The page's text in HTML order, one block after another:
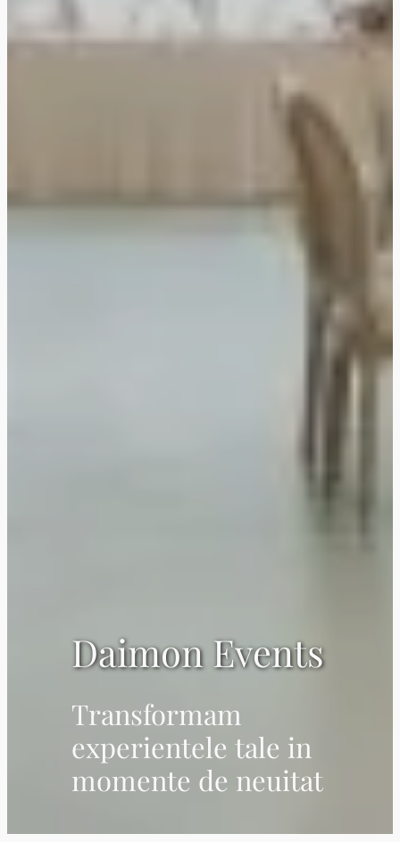
Daimon Events
Transformam
experientele tale in
momente de neuitat